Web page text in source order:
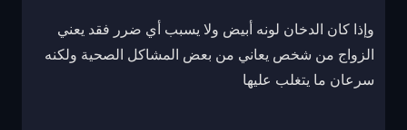
وإذا كان الدخان لونه أبيض ولا يسبب أي ضرر فقد يعني
الزواج من شخص يعاني من بعض المشاكل الصحية ولكنه
سرعان ما يتغلب عليها